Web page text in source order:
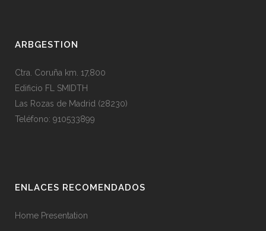
ARBGESTION
Ctra. Coruña km. 17,800
Edificio FL SMIDTH
Las Rozas de Madrid (28230)
Teléfono: 910533899
ENLACES RECOMENDADOS
Home Presentation